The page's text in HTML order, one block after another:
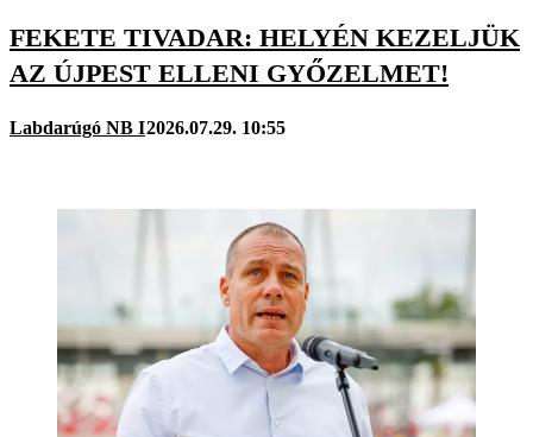
FEKETE TIVADAR: HELYÉN KEZELJÜK
AZ ÚJPEST ELLENI GYŐZELMET!
Labdarúgó NB I2026.07.29. 10:55